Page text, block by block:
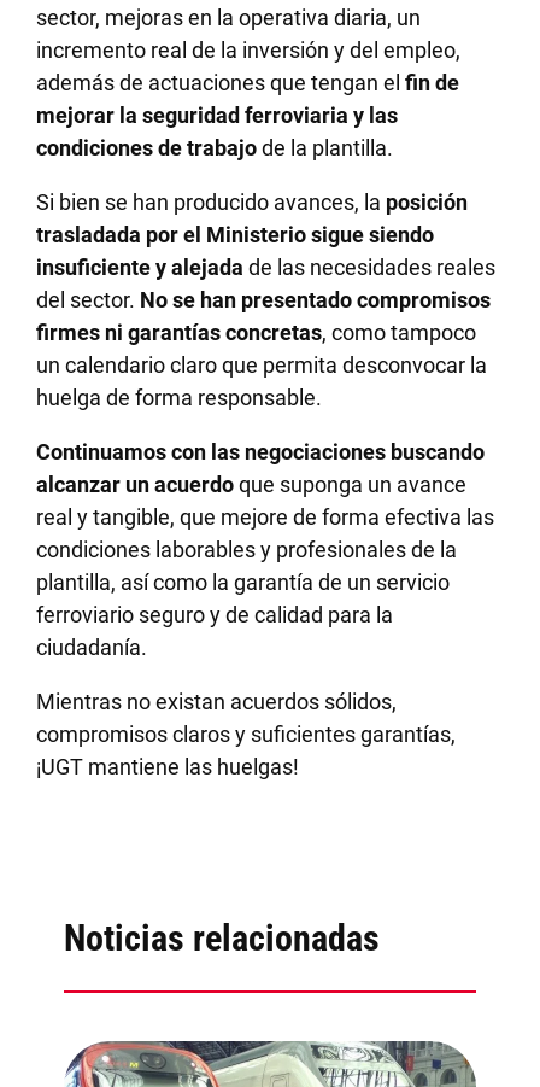
sector, mejoras en la operativa diaria, un
incremento real de la inversión y del empleo,
además de actuaciones que tengan elfin de
mejorar la seguridad ferroviaria y las
condiciones de trabajode la plantilla.
Si bien se han producido avances, la posición
trasladada por el Ministerio sigue siendo
insuficiente y alejada de las necesidades reales
del sector. No se han presentado compromisos
firmes ni garantías concretas, como tampoco
un calendario claro que permita desconvocar la
huelga de forma responsable.
Continuamos con las negociaciones buscando
alcanzar un acuerdoque suponga un avance
real y tangible, que mejore de forma efectiva las
condiciones laborables y profesionales de la
plantilla, así como la garantía de un servicio
ferroviario seguro y de calidad para la
ciudadanía.
Mientras no existan acuerdos sólidos,
compromisos claros y suficientes garantías,
¡UGT mantiene las huelgas!
Noticias relacionadas